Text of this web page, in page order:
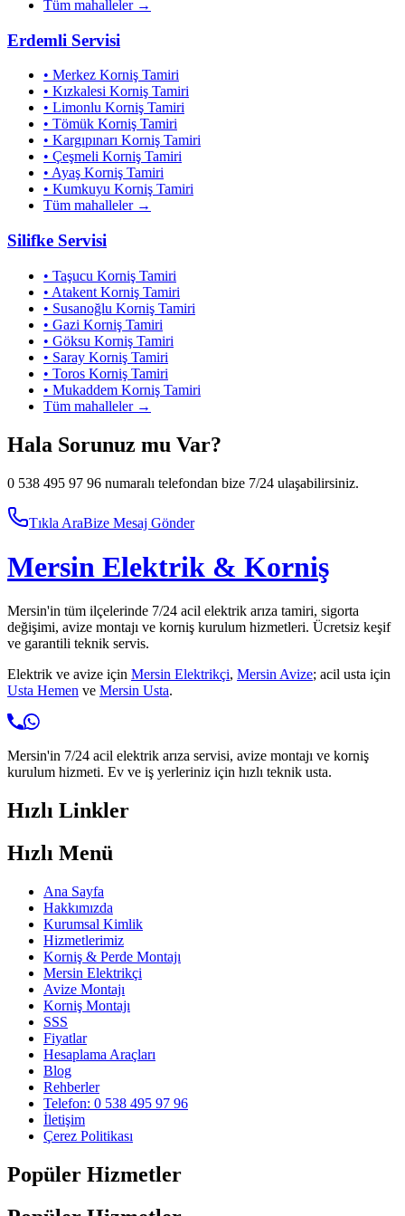
Tüm mahalleler →
Erdemli Servisi
• Merkez Korniş Tamiri
• Kızkalesi Korniş Tamiri
• Limonlu Korniş Tamiri
• Tömük Korniş Tamiri
• Kargıpınarı Korniş Tamiri
• Çeşmeli Korniş Tamiri
• Ayaş Korniş Tamiri
• Kumkuyu Korniş Tamiri
Tüm mahalleler →
Silifke Servisi
• Taşucu Korniş Tamiri
• Atakent Korniş Tamiri
• Susanoğlu Korniş Tamiri
• Gazi Korniş Tamiri
• Göksu Korniş Tamiri
• Saray Korniş Tamiri
• Toros Korniş Tamiri
• Mukaddem Korniş Tamiri
Tüm mahalleler →
Hala Sorunuz mu Var?
0 538 495 97 96 numaralı telefondan bize 7/24 ulaşabilirsiniz.
Tıkla AraBize Mesaj Gönder
Mersin Elektrik & Korniş
Mersin'in tüm ilçelerinde 7/24 acil elektrik arıza tamiri, sigorta
değişimi, avize montajı ve korniş kurulum hizmetleri. Ücretsiz keşif
ve garantili teknik servis.
Elektrik ve avize için Mersin Elektrikçi, Mersin Avize; acil usta için
Usta Hemen ve Mersin Usta.
Mersin'in 7/24 acil elektrik arıza servisi, avize montajı ve korniş
kurulum hizmeti. Ev ve iş yerleriniz için hızlı teknik usta.
Hızlı Linkler
Hızlı Menü
Ana Sayfa
Hakkımızda
Kurumsal Kimlik
Hizmetlerimiz
Korniş & Perde Montajı
Mersin Elektrikçi
Avize Montajı
Korniş Montajı
SSS
Fiyatlar
Hesaplama Araçları
Blog
Rehberler
Telefon: 0 538 495 97 96
İletişim
Çerez Politikası
Popüler Hizmetler